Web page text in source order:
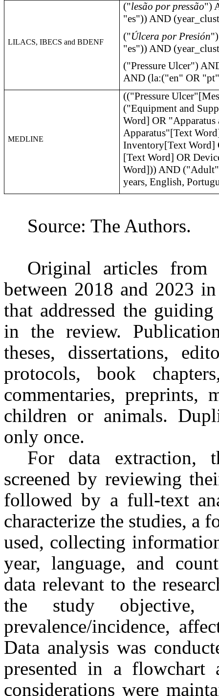
LILACS, IBECS and BDENF
("lesão por pressão")
"es")) AND
("Úlcera por Presión
"es")) AND
("Pressure Ulcer")
AND (la:("en" OR
MEDLINE
(("Pressure
("Equipment and
Word] OR
Apparatus"[Text
Inventory[Text Word]
[Text Word] OR
Word])) AND
years, English,
Source: The Authors.
Original articles from
between 2018 and 2023
that addressed the
in the review.
theses, dissertations,
protocols, book
commentaries,
children or animals.
only once.
For data extraction,
screened by reviewing
followed by a full-text
characterize the studies, a
used, collecting
year, language, and
data relevant to the
the study objective,
prevalence/incidence,
Data analysis was
presented in a flowchart
considerations were